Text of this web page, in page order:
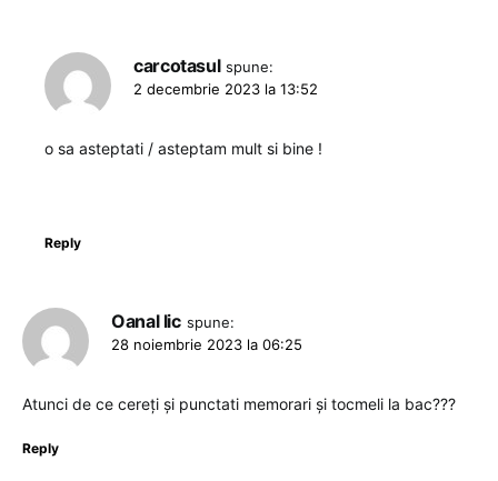
carcotasul spune:
2 decembrie 2023 la 13:52
o sa asteptati / asteptam mult si bine !
Reply
Oanal lic spune:
28 noiembrie 2023 la 06:25
Atunci de ce cereți și punctati memorari și tocmeli la bac???
Reply